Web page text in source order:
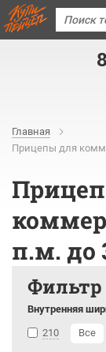
Главная
Прицепы для
п.м. до
Фильтр
Внутренняя
210
Все